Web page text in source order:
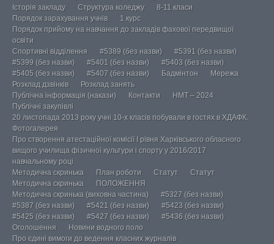
Історія закладу
Структура коледжу
8-11 класи
Порядок зарахування учнів
1 курс
Порядок прийому на навчання до закладів фахової передвищої
освіти
Спортивні відділення
#5389 (без назви)
#5391 (без назви)
#5399 (без назви)
#5401 (без назви)
#5403 (без назви)
#5405 (без назви)
#5407 (без назви) Бадмінтон
Мережа
Розклад дзвінків
Розклад занять
Публічна інформація (накази)
Контакти
НМТ – 2024
Публічні закупівлі
20 листопада 2013 року учні 10-х класів побували в гостях в ХДАФК.
Фотогалерея
Про створення атестаційної комісії І рівня Харківського обласного
вищого училища фізичної культури і спорту у 2016/2017
навчальному році
Методична скринька
План роботи Статут
Статут
Методична скринька
ПОЛОЖЕННЯ
Методична скринька (виховна частина)
#5327 (без назви)
#5387 (без назви)
#5421 (без назви)
#5423 (без назви)
#5425 (без назви)
#5427 (без назви)
#5436 (без назви)
Оголошення
Новини водного поло
Про єдині вимоги до ведення класних журналів